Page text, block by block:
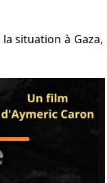
situation à